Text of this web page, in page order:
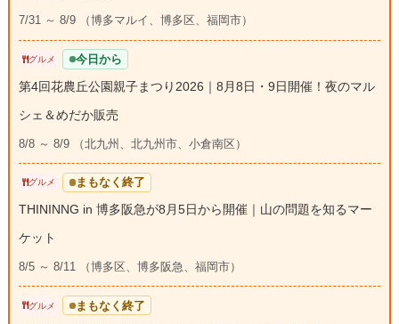
7/31 ～ 8/9 （博多マルイ、博多区、福岡市）
グルメ 今日から
第4回花農丘公園親子まつり2026｜8月8日・9日開催！夜のマル
シェ＆めだか販売
8/8 ～ 8/9 （北九州、北九州市、小倉南区）
グルメ まもなく終了
THININNG in 博多阪急が8月5日から開催｜山の問題を知るマー
ケット
8/5 ～ 8/11 （博多区、博多阪急、福岡市）
グルメ まもなく終了